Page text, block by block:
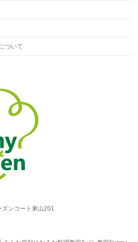
ついて
ンコート東山201